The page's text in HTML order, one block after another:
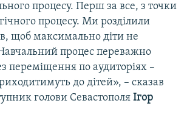
процесу. Перш за все, з точки
процесу. Ми розділили
щоб максимально діти не
процес переважно
переміщення по аудиторіях –
до дітей», – сказав
голови Севастополя Ігор